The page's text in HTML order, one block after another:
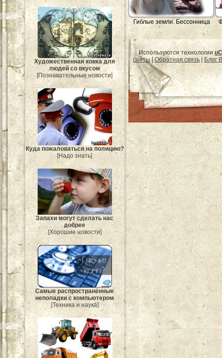
Художественная ковка для
людей со вкусом
[Познавательные новости]
Куда пожаловаться на полицию?
[Надо знать]
Запахи могут сделать нас
добрее
[Хорошие новости]
Самые распространённые
неполадки с компьютером
[Техника и наука]
Гиблые земли. Бессонница
Используются технологии
сайты|Обратная связь Блог